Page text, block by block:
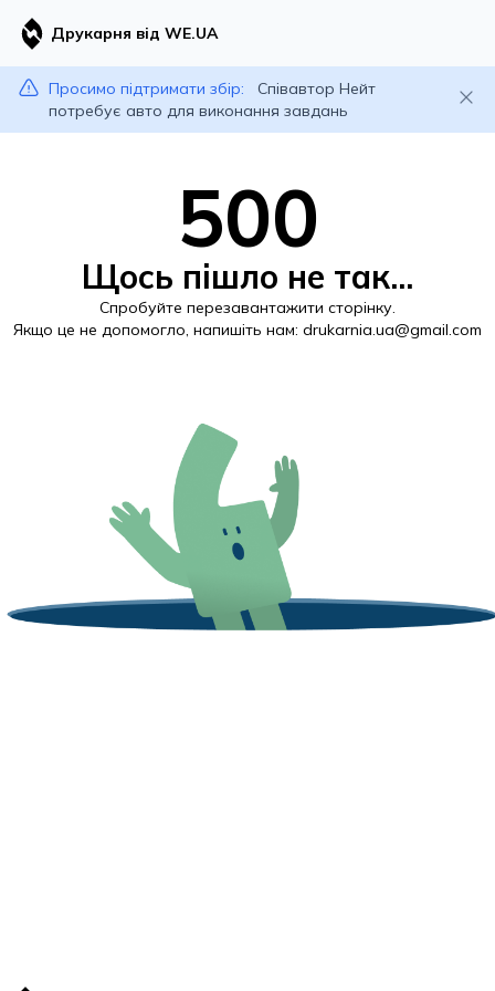
Друкарня від WE.UA
Просимо підтримати збір:
Співавтор Нейт
потребує авто для виконання завдань
500
Щось пішло не так...
Спробуйте перезавантажити сторінку.
Якщо це не допомогло, напишіть нам: drukarnia.ua@gmail.com